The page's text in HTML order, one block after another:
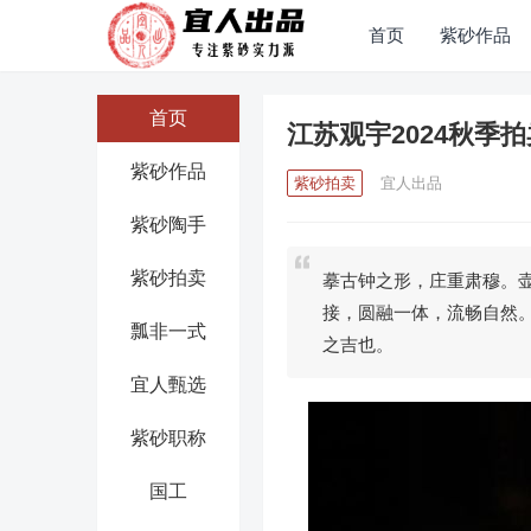
首页 紫砂作品
首页
紫砂作品
紫砂陶手
紫砂拍卖
瓢非一式
宜人甄选
紫砂职称
国工
江苏观宇2024秋季
紫砂拍卖 宜人出品
摹古钟之形，庄重肃穆。
接，圆融一体，流畅自然
之吉也。